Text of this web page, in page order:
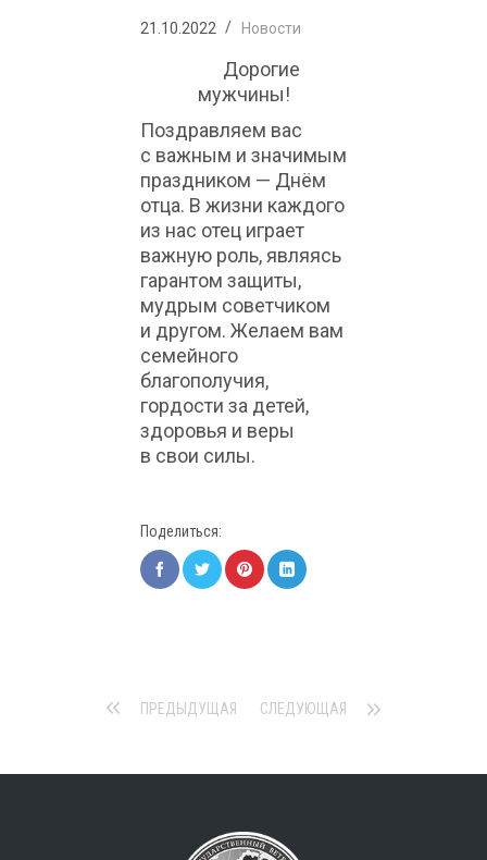
21.10.2022 Новости
Дорогие
мужчины!
Поздравляем вас
с важным и значимым
праздником — Днём
отца. В жизни каждого
из нас отец играет
важную роль, являясь
гарантом защиты,
мудрым советчиком
и другом. Желаем вам
семейного
благополучия,
гордости за детей,
здоровья и веры
в свои силы.
Поделиться:
ПРЕДЫДУЩАЯ СЛЕДУЮЩАЯ